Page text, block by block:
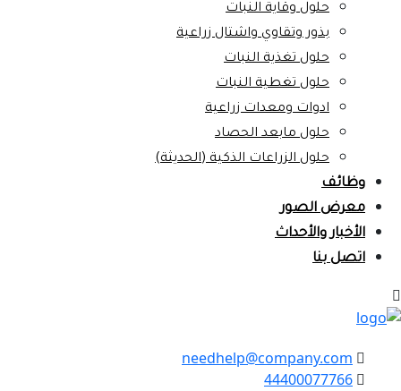
حلول وقاية النبات
بذور وتقاوي واشتال زراعية
حلول تغذية النبات
حلول تغطية النبات
ادوات ومعدات زراعية
حلول مابعد الحصاد
حلول الزراعات الذكية (الحديثة)
وظائف
معرض الصور
الأخبار والأحداث
اتصل بنا
needhelp@company.com
44400077766